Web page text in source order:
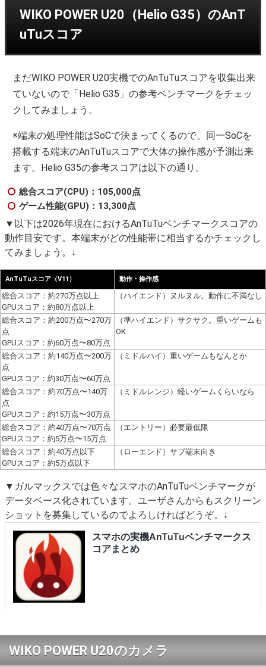
WIKO POWER U20（Helio G35）のAnT
uTuスコア
まだWIKO POWER U20実機でのAnTuTuスコアを収集出来
ていないので「Helio G35」の参考ベンチマークをチェッ
クしてみましょう。
※端末の処理性能はSoCで決まってくるので、同一SoCを
搭載する端末のAnTuTuスコアで大体の操作感が予測出来
ます。Helio G35の参考スコアは以下の通り。
総合スコア(CPU)：105,000点
ゲーム性能(GPU)：13,300点
▼以下は2026年現在におけるAnTuTuベンチマークスコアの
動作目安です。本端末がどの性能帯に相当するかチェックし
てみましょう。↓
AnTuTuスコア（V11） 動作・操作感
総合スコア：約270万点以上
GPUスコア：約80万点以上
（ハイエンド）ヌルヌル。動作に不満なし
総合スコア：約200万点〜270万
点
GPUスコア：約60万点〜80万点
（準ハイエンド）サクサク。重いゲームも
OK
総合スコア：約140万点〜200万
点
GPUスコア：約30万点〜60万点
（ミドルハイ）重いゲームもなんとか
総合スコア：約70万点〜140万
点
GPUスコア：約15万点〜30万点
（ミドルレンジ）軽いゲームくらいなら
総合スコア：約40万点〜70万点
GPUスコア：約5万点〜15万点
（エントリー）必要最低限
総合スコア：約40万点以下
GPUスコア：約5万点以下
（ローエンド）サブ端末向き
▼ガルマックスでは色々なスマホのAnTuTuベンチマークが
データベース化されています。ユーザさんからもスクリーン
ショットを募集しているのでよろしければどうぞ。↓
WIKO POWER U20のカメラ